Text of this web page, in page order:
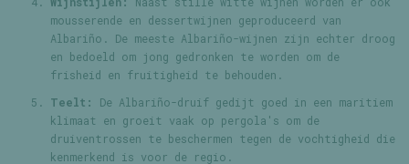
mousserende en dessertwijnen geproduceerd van
Albariño. De meeste Albariño-wijnen zijn echter droog
en bedoeld om jong gedronken te worden om de
frisheid en fruitigheid te behouden.
Teelt:
De Albariño-druif gedijt goed in een maritiem
klimaat en groeit vaak op pergola's om de
druiventrossen te beschermen tegen de vochtigheid die
kenmerkend is voor de regio.